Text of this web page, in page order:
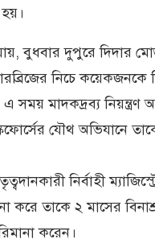
যায়, বুধবার দুপুরে দিদার
নিচে কয়েকজনকে
সময় মাদকদ্রব্য নিয়ন্ত্রণ
যৌথ অভিযানে
নির্বাহী
করে তাকে ২ মাসের
করেন।